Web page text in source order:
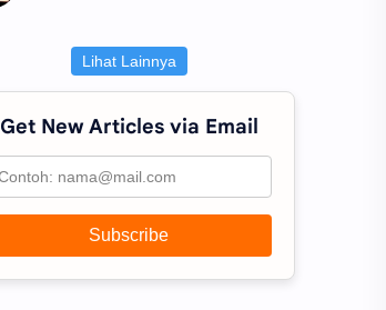
Lihat Lainnya
Get New Articles via Email
Subscribe